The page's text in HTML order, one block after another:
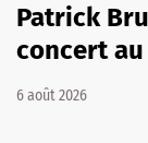
Patrick
concert
6 août 2026